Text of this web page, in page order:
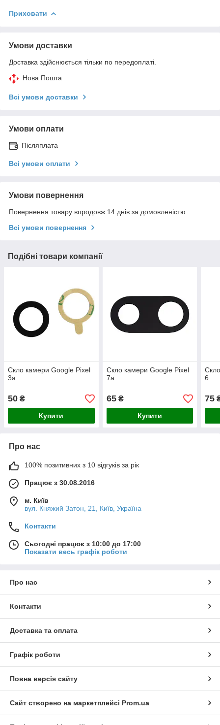
Приховати
Умови доставки
Доставка здійснюється тільки по передоплаті.
Нова Пошта
Всі умови доставки
Умови оплати
Післяплата
Всі умови оплати
Умови повернення
Повернення товару впродовж 14 днів за домовленістю
Всі умови повернення
Подібні товари компанії
Скло камери Google Pixel
3a
50 ₴
Купити
Скло камери Google Pixel
7a
65₴
Купити
6
75
Про нас
100% позитивних з 10 відгуків за рік
Працює з 30.08.2016
м. Київ
вул. Княжий Затон, 21, Київ, Україна
Контакти
Сьогодні працює з 10:00 до 17:00
Показати весь графік роботи
Про нас
Контакти
Доставка та оплата
Графік роботи
Повна версія сайту
Сайт створено на маркетплейсі Prom.ua